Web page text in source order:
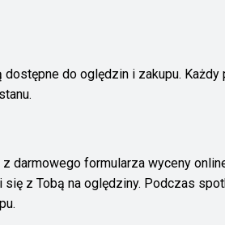
do oględzin i zakupu.
darmowego formularza wyceny
z Tobą na oględziny. Podczas